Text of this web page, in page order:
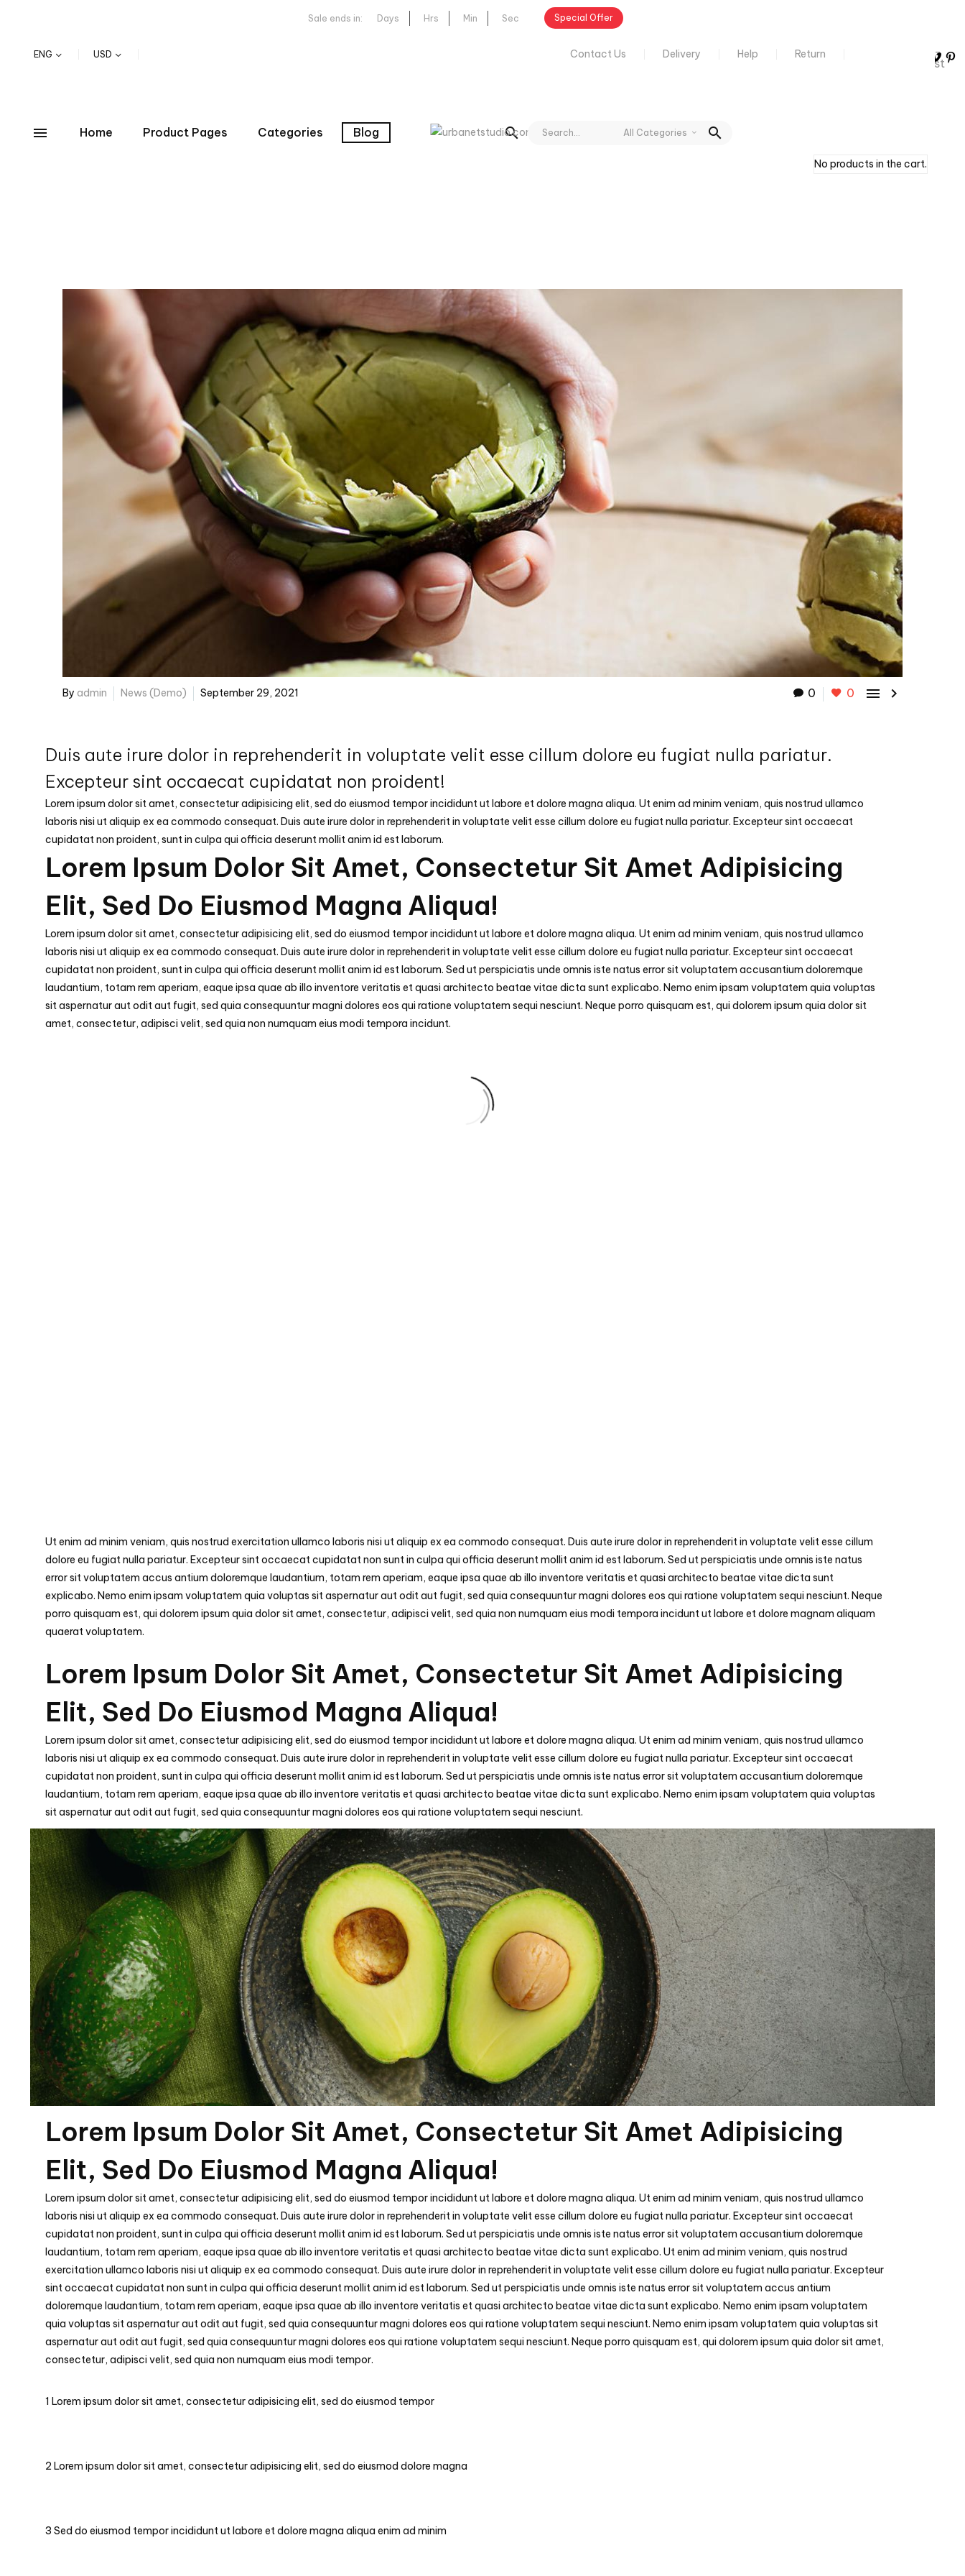
Sale ends in: Days Hrs Min Sec Special Offer
ENG USD ContactUs Delivery Help Return
Social-
pinterest
Home Product Pages Categories Blog All Categories
No products in the cart.
0 0  
By admin News (Demo) September 29, 2021
Duis aute irure dolor in reprehenderit in voluptate velit esse cillum dolore eu fugiat nulla pariatur.
Excepteur sint occaecat cupidatat non proident!
Lorem ipsum dolor sit amet, consectetur adipisicing elit, sed do eiusmod tempor incididunt ut labore et dolore magna aliqua. Ut enim ad minim veniam, quis nostrud ullamco
laboris nisi ut aliquip ex ea commodo consequat. Duis aute irure dolor in reprehenderit in voluptate velit esse cillum dolore eu fugiat nulla pariatur. Excepteur sint occaecat
cupidatat non proident, sunt in culpa qui officia deserunt mollit anim id est laborum.
Lorem Ipsum Dolor Sit Amet, Consectetur Sit Amet Adipisicing
Elit, Sed Do Eiusmod Magna Aliqua!
Lorem ipsum dolor sit amet, consectetur adipisicing elit, sed do eiusmod tempor incididunt ut labore et dolore magna aliqua. Ut enim ad minim veniam, quis nostrud ullamco
laboris nisi ut aliquip ex ea commodo consequat. Duis aute irure dolor in reprehenderit in voluptate velit esse cillum dolore eu fugiat nulla pariatur. Excepteur sint occaecat
cupidatat non proident, sunt in culpa qui officia deserunt mollit anim id est laborum. Sed ut perspiciatis unde omnis iste natus error sit voluptatem accusantium doloremque
laudantium, totam rem aperiam, eaque ipsa quae ab illo inventore veritatis et quasi architecto beatae vitae dicta sunt explicabo. Nemo enim ipsam voluptatem quia voluptas
sit aspernatur aut odit aut fugit, sed quia consequuntur magni dolores eos qui ratione voluptatem sequi nesciunt. Neque porro quisquam est, qui dolorem ipsum quia dolor sit
amet, consectetur, adipisci velit, sed quia non numquam eius modi tempora incidunt.
Ut enim ad minim veniam, quis nostrud exercitation ullamco laboris nisi ut aliquip ex ea commodo consequat. Duis aute irure dolor in reprehenderit in voluptate velit esse cillum
dolore eu fugiat nulla pariatur. Excepteur sint occaecat cupidatat non sunt in culpa qui officia deserunt mollit anim id est laborum. Sed ut perspiciatis unde omnis iste natus
error sit voluptatem accus antium doloremque laudantium, totam rem aperiam, eaque ipsa quae ab illo inventore veritatis et quasi architecto beatae vitae dicta sunt
explicabo. Nemo enim ipsam voluptatem quia voluptas sit aspernatur aut odit aut fugit, sed quia consequuntur magni dolores eos qui ratione voluptatem sequi nesciunt. Neque
porro quisquam est, qui dolorem ipsum quia dolor sit amet, consectetur, adipisci velit, sed quia non numquam eius modi tempora incidunt ut labore et dolore magnam aliquam
quaerat voluptatem.
Lorem Ipsum Dolor Sit Amet, Consectetur Sit Amet Adipisicing
Elit, Sed Do Eiusmod Magna Aliqua!
Lorem ipsum dolor sit amet, consectetur adipisicing elit, sed do eiusmod tempor incididunt ut labore et dolore magna aliqua. Ut enim ad minim veniam, quis nostrud ullamco
laboris nisi ut aliquip ex ea commodo consequat. Duis aute irure dolor in reprehenderit in voluptate velit esse cillum dolore eu fugiat nulla pariatur. Excepteur sint occaecat
cupidatat non proident, sunt in culpa qui officia deserunt mollit anim id est laborum. Sed ut perspiciatis unde omnis iste natus error sit voluptatem accusantium doloremque
laudantium, totam rem aperiam, eaque ipsa quae ab illo inventore veritatis et quasi architecto beatae vitae dicta sunt explicabo. Nemo enim ipsam voluptatem quia voluptas
sit aspernatur aut odit aut fugit, sed quia consequuntur magni dolores eos qui ratione voluptatem sequi nesciunt.
Lorem Ipsum Dolor Sit Amet, Consectetur Sit Amet Adipisicing
Elit, Sed Do Eiusmod Magna Aliqua!
Lorem ipsum dolor sit amet, consectetur adipisicing elit, sed do eiusmod tempor incididunt ut labore et dolore magna aliqua. Ut enim ad minim veniam, quis nostrud ullamco
laboris nisi ut aliquip ex ea commodo consequat. Duis aute irure dolor in reprehenderit in voluptate velit esse cillum dolore eu fugiat nulla pariatur. Excepteur sint occaecat
cupidatat non proident, sunt in culpa qui officia deserunt mollit anim id est laborum. Sed ut perspiciatis unde omnis iste natus error sit voluptatem accusantium doloremque
laudantium, totam rem aperiam, eaque ipsa quae ab illo inventore veritatis et quasi architecto beatae vitae dicta sunt explicabo. Ut enim ad minim veniam, quis nostrud
exercitation ullamco laboris nisi ut aliquip ex ea commodo consequat. Duis aute irure dolor in reprehenderit in voluptate velit esse cillum dolore eu fugiat nulla pariatur. Excepteur
sint occaecat cupidatat non sunt in culpa qui officia deserunt mollit anim id est laborum. Sed ut perspiciatis unde omnis iste natus error sit voluptatem accus antium
doloremque laudantium, totam rem aperiam, eaque ipsa quae ab illo inventore veritatis et quasi architecto beatae vitae dicta sunt explicabo. Nemo enim ipsam voluptatem
quia voluptas sit aspernatur aut odit aut fugit, sed quia consequuntur magni dolores eos qui ratione voluptatem sequi nesciunt. Nemo enim ipsam voluptatem quia voluptas sit
aspernatur aut odit aut fugit, sed quia consequuntur magni dolores eos qui ratione voluptatem sequi nesciunt. Neque porro quisquam est, qui dolorem ipsum quia dolor sit amet,
consectetur, adipisci velit, sed quia non numquam eius modi tempor.
1 Lorem ipsum dolor sit amet, consectetur adipisicing elit, sed do eiusmod tempor
2 Lorem ipsum dolor sit amet, consectetur adipisicing elit, sed do eiusmod dolore magna
3 Sed do eiusmod tempor incididunt ut labore et dolore magna aliqua enim ad minim